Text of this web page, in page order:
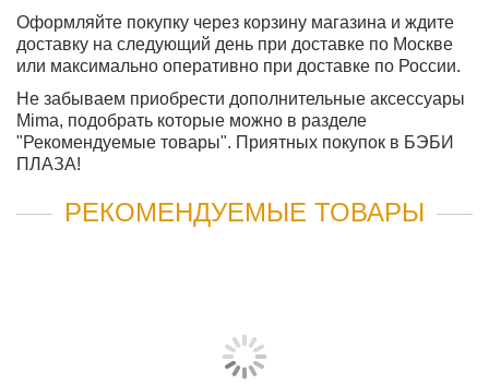
Оформляйте покупку через корзину магазина и ждите
доставку на следующий день при доставке по Москве
или максимально оперативно при доставке по России.
Не забываем приобрести дополнительные аксессуары
Mima, подобрать которые можно в разделе
"Рекомендуемые товары". Приятных покупок в БЭБИ
ПЛАЗА!
РЕКОМЕНДУЕМЫЕ ТОВАРЫ
8 900 руб